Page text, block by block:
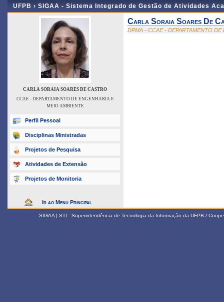
UFPB › SIGAA - Sistema Integrado de Gestão de Atividades
CARLA SORAIA SOARES DE CASTRO
CCAE - DEPARTAMENTO DE ENGENHARIA E
MEIO AMBIENTE
Perfil Pessoal
Disciplinas Ministradas
Projetos de Pesquisa
Atividades de Extensão
Projetos de Monitoria
Ir ao Menu Principal
Carla Soraia Soares De
DPMA - CCAE - DEPARTAMENTO
SIGAA | STI - Superintendência de Tecnologia da Informação da UFPB /